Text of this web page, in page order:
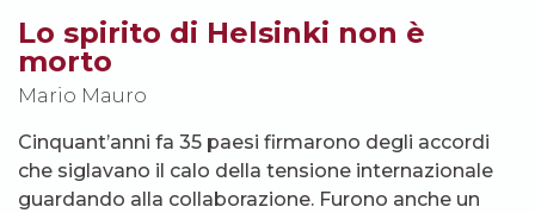
Lo spirito di Helsinki non è
morto
Mario Mauro
Cinquant’anni fa 35 paesi firmarono degli accordi
che siglavano il calo della tensione internazionale
guardando alla collaborazione. Furono anche un